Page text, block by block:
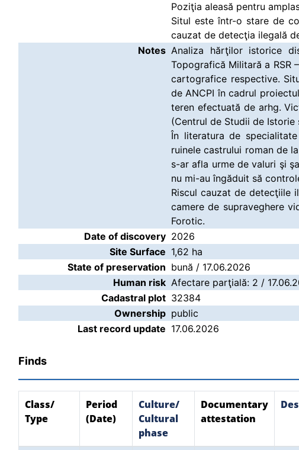
Poziţia aleasă pentru
Situl este într-o stare de
cauzat de detecţia ilegală
Notes Analiza hărţilor istorice
Topografică Militară a RSR
cartografice respective.
de ANCPI în cadrul
teren efectuată de arhg.
(Centrul de Studii de Istorie
În literatura de
ruinele castrului roman de
s-ar afla urme de valuri şi
nu mi-au îngăduit să
Riscul cauzat de detecţiile
camere de supraveghere
Forotic.
Date of discovery 2026
Site Surface 1,62 ha
State of preservation bună / 17.06.2026
Human risk Afectare parţială: 2 /
Cadastral plot 32384
Ownership public
Last record update 17.06.2026
Finds
Class/
Type
Period
(Date)
Culture/
Cultural
phase
Documentary
attestation